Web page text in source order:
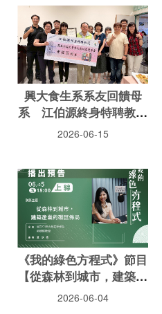
興大食生系系友回饋母
系 江伯源終身特聘教授
捐贈百萬元成立「明鳳獎
2026-06-15
《我的綠色方程式》節目
【從森林到城市，建築產
業的碳匯佈局】
2026-06-04